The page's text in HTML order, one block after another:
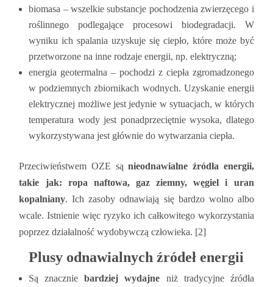
biomasa ‒ wszelkie substancje pochodzenia zwierzęcego i
roślinnego podlegające procesowi biodegradacji. W
wyniku ich spalania uzyskuje się ciepło, które może być
przetworzone na inne rodzaje energii, np. elektryczną;
energia geotermalna ‒ pochodzi z ciepła zgromadzonego
w podziemnych zbiornikach wodnych. Uzyskanie energii
elektrycznej możliwe jest jedynie w sytuacjach, w których
temperatura wody jest ponadprzeciętnie wysoka, dlatego
wykorzystywana jest głównie do wytwarzania ciepła.
Przeciwieństwem OZE sąnieodnawialne źródła energii,
takie jak: ropa naftowa, gaz ziemny, węgiel i uran
kopalniany. Ich zasoby odnawiają się bardzo wolno albo
wcale. Istnienie więc ryzyko ich całkowitego wykorzystania
poprzez działalność wydobywczą człowieka. [2]
Plusy odnawialnych źródeł energii
Są znaczniebardziej wydajne niż tradycyjne źródła